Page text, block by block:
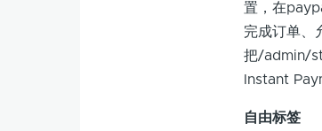
置，在
完成订单、
把/admin/
Instant
自由标签